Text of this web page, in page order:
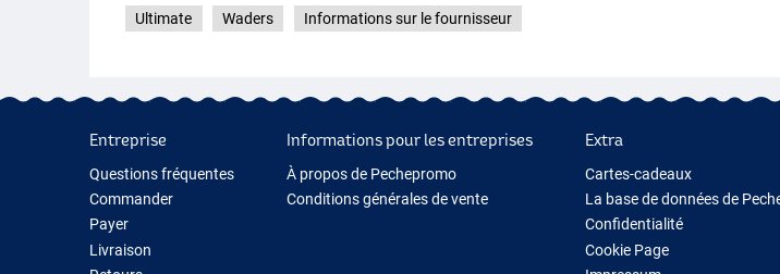
Ultimate Waders Informations sur le fournisseur
Entreprise
Questions fréquentes
Commander
Payer
Livraison
Informations pour les entreprises
À propos de Pechepromo
Conditions générales de vente
Extra
Cartes-cadeaux
La base de données de
Confidentialité
Cookie Page